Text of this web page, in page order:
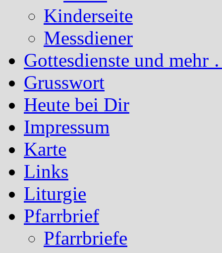
Kinderseite
Messdiener
Gottesdienste und mehr
Grusswort
Heute bei Dir
Impressum
Karte
Links
Liturgie
Pfarrbrief
Pfarrbriefe